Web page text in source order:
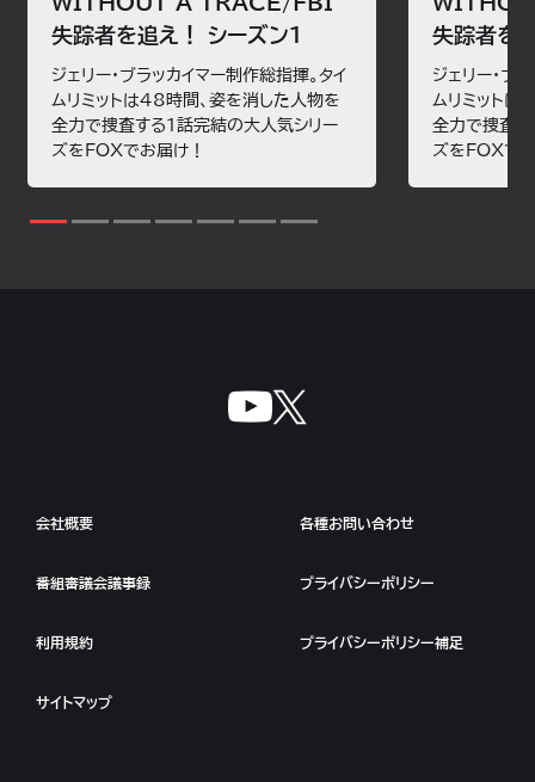
失踪者を追え！ シーズン1
ジェリー・ブラッカイマー制作総指揮。タイ
ムリミットは48時間、姿を消した人物を
全力で捜査する1話完結の大人気シリー
ズをFOXでお届け！
失踪者を
ジェリー・ブ
ムリミットは
全力で捜査す
ズをFOXで
会社概要 各種お問い合わせ
番組審議会議事録 プライバシーポリシー
利用規約 プライバシーポリシー補足
サイトマップ